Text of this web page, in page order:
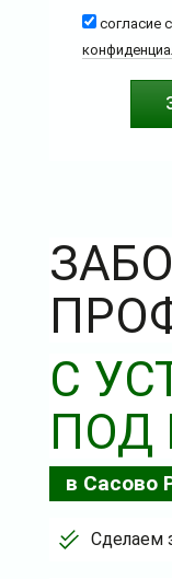
согласие с
С
ПОД
в Сасово
Сделаем